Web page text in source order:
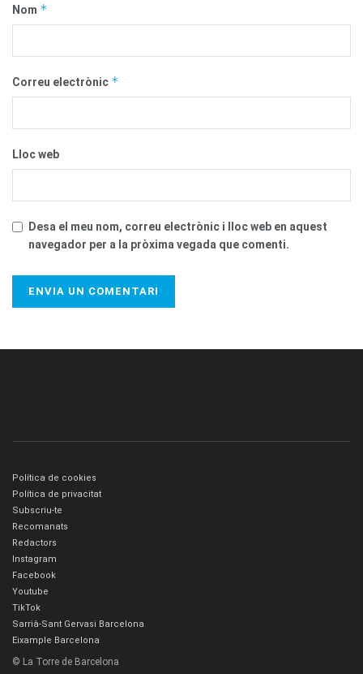
Nom *
Correu electrònic *
Lloc web
Desa el meu nom, correu electrònic i lloc web en aquest
navegador per a la pròxima vegada que comenti.
Política de cookies
Política de privacitat
Subscriu-te
Recomanats
Redactors
Instagram
Facebook
Youtube
TikTok
Sarrià-Sant Gervasi Barcelona
Eixample Barcelona
© La Torre de Barcelona